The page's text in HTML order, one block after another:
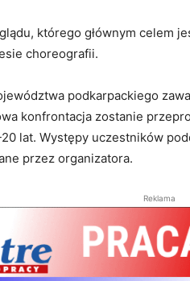
którego głównym celem
choreografii.
podkarpackiego
konfrontacja zostanie
lat. Występy uczestników
przez organizatora.
Reklama